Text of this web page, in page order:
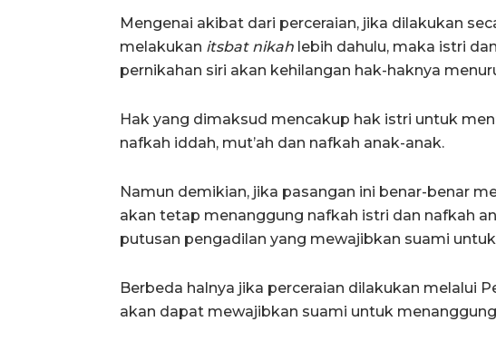
Mengenai akibat dari perceraian, jika dilakukan
melakukan itsbat nikah lebih dahulu, maka istri
pernikahan siri akan kehilangan hak-haknya
Hak yang dimaksud mencakup hak istri untuk
nafkah iddah, mut’ah dan nafkah anak-anak.
Namun demikian, jika pasangan ini benar-benar
akan tetap menanggung nafkah istri dan nafkah
putusan pengadilan yang mewajibkan suami
Berbeda halnya jika perceraian dilakukan melalui
akan dapat mewajibkan suami untuk